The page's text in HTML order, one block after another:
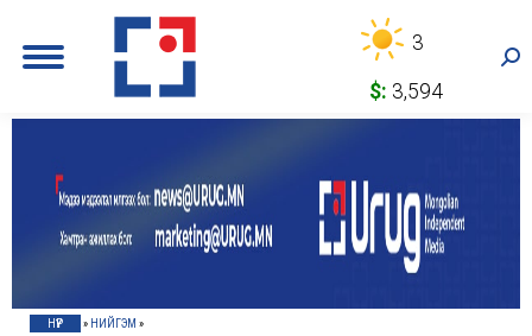
3
$: 3,594
НҮҮР » НИЙГЭМ »